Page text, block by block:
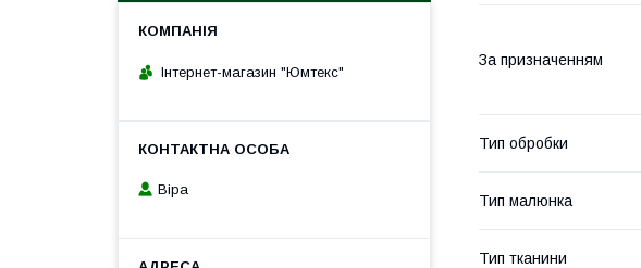
За призначенням
Тип обробки
Тип малюнка
Тип тканини
Інтернет-магазин "Юмтекс"
Віра